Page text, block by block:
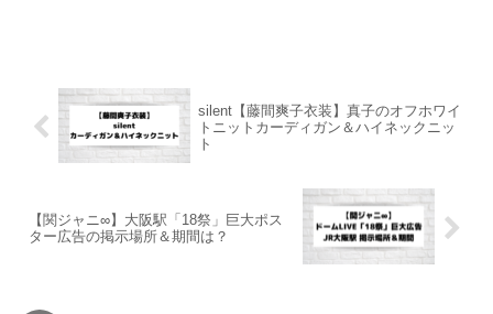
silent【藤間爽子衣装】真子のオフホワイ
トニットカーディガン＆ハイネックニッ
ト
【関ジャニ∞】大阪駅「18祭」巨大ポス
ター広告の掲示場所＆期間は？